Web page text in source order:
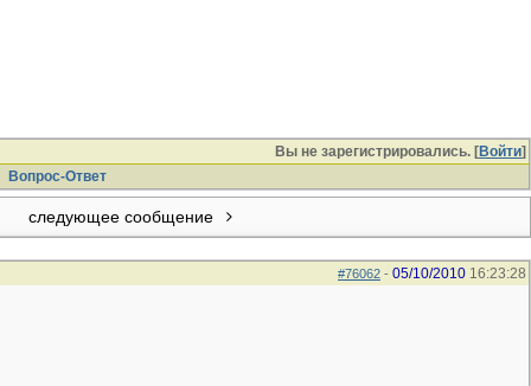
Вы не зарегистрировались. [Войти]
Вопрос-Ответ
следующее сообщение
#76062 - 05/10/2010 16:23:28